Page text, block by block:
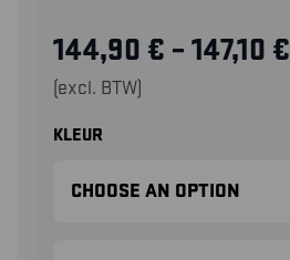
144,90 € – 147,10 €
(excl. BTW)
KLEUR